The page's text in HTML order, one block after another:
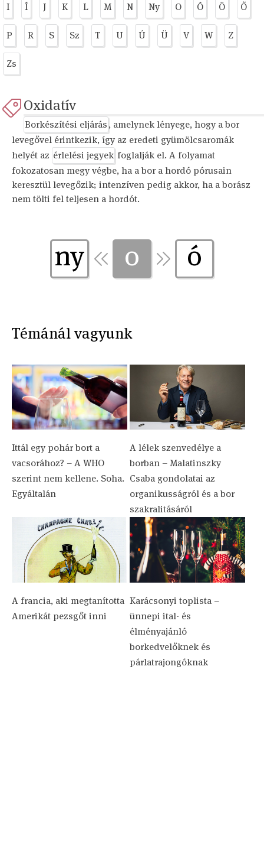
I Í J K L M N Ny O Ó Ö Ő
P R S Sz T U Ú Ü V W Z
Zs
Oxidatív
Borkészítési eljárás, amelynek lényege, hogy a bor
levegővel érintkezik, így az eredeti gyümölcsaromák
helyét az érlelési jegyek foglalják el. A folyamat
fokozatosan megy végbe, ha a bor a hordó pórusain
keresztül levegőzik; intenzíven pedig akkor, ha a borász
nem tölti fel teljesen a hordót.
ny o ó
Témánál vagyunk
Ittál egy pohár bort a
vacsorához? – A WHO
szerint nem kellene. Soha.
Egyáltalán
A lélek szenvedélye a
borban – Malatinszky
Csaba gondolatai az
organikusságról és a bor
szakralitásáról
A francia, aki megtanította
Amerikát pezsgőt inni
Karácsonyi toplista –
ünnepi ital- és
élményajánló
borkedvelőknek és
párlatrajongóknak